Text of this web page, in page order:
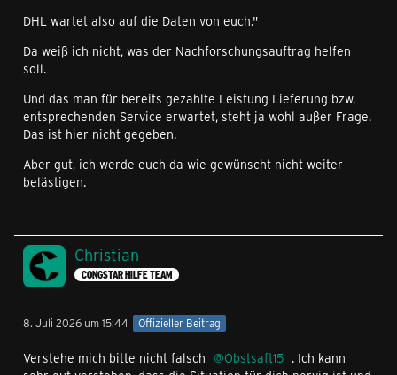
DHL wartet also auf die Daten von euch."
Da weiß ich nicht, was der Nachforschungsauftrag helfen
soll.
Und das man für bereits gezahlte Leistung Lieferung bzw.
entsprechenden Service erwartet, steht ja wohl außer Frage.
Das ist hier nicht gegeben.
Aber gut, ich werde euch da wie gewünscht nicht weiter
belästigen.
Christian
CONGSTAR HILFE TEAM
8. Juli 2026 um 15:44 Offizieller Beitrag
Verstehe mich bitte nicht falsch Obstsaft15 . Ich kann